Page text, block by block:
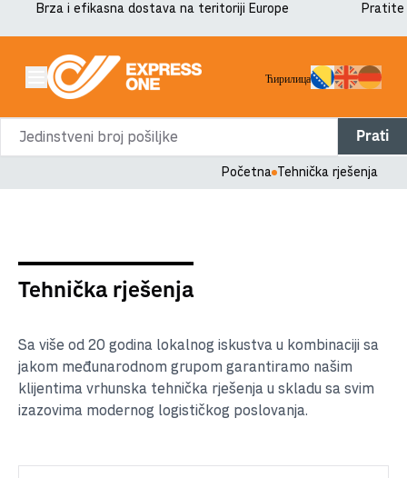
Brza i efikasna dostava na teritoriji Europe Pratite
Ћирилица
Prati
Početna Tehnička rješenja
Tehnička rješenja
Sa više od 20 godina lokalnog iskustva u kombinaciji sa
jakom međunarodnom grupom garantiramo našim
klijentima vrhunska tehnička rješenja u skladu sa svim
izazovima modernog logističkog poslovanja.